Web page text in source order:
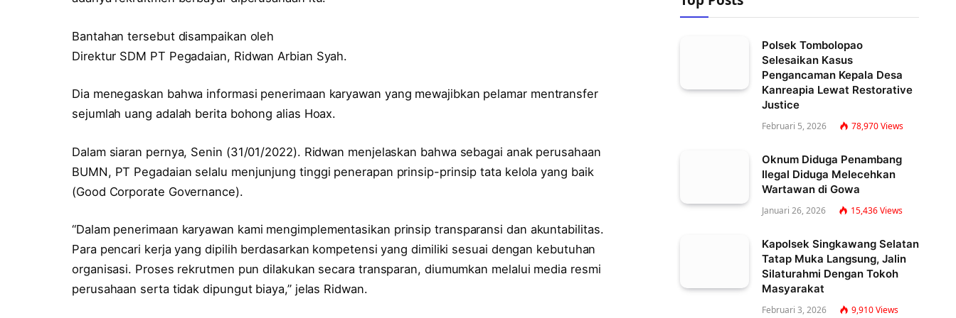
Bantahan tersebut disampaikan oleh
Direktur SDM PT Pegadaian, Ridwan Arbian Syah.
Dia menegaskan bahwa informasi penerimaan karyawan yang mewajibkan pelamar mentransfer
sejumlah uang adalah berita bohong alias Hoax.
Dalam siaran pernya, Senin (31/01/2022). Ridwan menjelaskan bahwa sebagai anak perusahaan
BUMN, PT Pegadaian selalu menjunjung tinggi penerapan prinsip-prinsip tata kelola yang baik
(Good Corporate Governance).
“Dalam penerimaan karyawan kami mengimplementasikan prinsip transparansi dan akuntabilitas.
Para pencari kerja yang dipilih berdasarkan kompetensi yang dimiliki sesuai dengan kebutuhan
organisasi. Proses rekrutmen pun dilakukan secara transparan, diumumkan melalui media resmi
perusahaan serta tidak dipungut biaya,” jelas Ridwan.
Polsek Tombolopao
Selesaikan Kasus
Pengancaman Kepala Desa
Kanreapia Lewat Restorative
Justice
Februari 5, 2026 78,970Views
Oknum Diduga Penambang
Ilegal Diduga Melecehkan
Wartawan di Gowa
Januari 26, 2026 15,436Views
Kapolsek Singkawang Selatan
Tatap Muka Langsung, Jalin
Silaturahmi Dengan Tokoh
Masyarakat
Februari 3, 2026 9,910Views